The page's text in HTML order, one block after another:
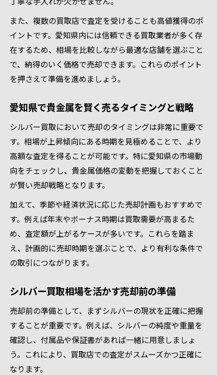
また、複数の買取店で査定を受けることも高値獲得のポ
イントです。愛知県内には信頼できる買取業者が多く存
在するため、相場を比較しながら最適な店舗を選ぶこと
で、納得のいく価格で売却できます。これらのポイント
を押さえて準備を進めましょう。
愛知県で貴金属を賢く売るタイミングと戦略
シルバー買取において売却のタイミングは非常に重要で
す。相場が上昇傾向にある時期を見極めることで、より
高額な査定を得ることが可能です。特に愛知県の市場動
向をチェックし、貴金属価格の変動を把握しておくこと
が賢い売却戦略となります。
加えて、季節や経済状況に応じた売却計画もおすすめで
す。例えば年末やボーナス時期は買取需要が高まるた
め、査定額が上がるケースが多いです。これらを踏ま
え、計画的に売却時期を選ぶことで、より有利な条件で
の取引につながります。
シルバー買取相場を活かす売却前の準備
売却前の準備として、まずシルバーの現状を正確に把握
することが重要です。例えば、シルバーの純度や重量を
確認し、付属品や保証書があれば一緒に用意しましょ
う。これにより、買取店での査定がスムーズかつ正確に
なります。